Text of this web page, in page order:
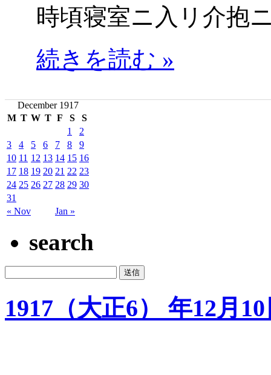
時頃寝室ニ入リ介抱
続きを読む »
December 1917
M T W T F S S
« Nov Jan »
1
2
3
4 5 6 7 8
9
10 11 12 13 14 15 16
17 18 19 20 21 22 23
24 25 26 27 28 29 30
31
search
1917（大正6） 年12月